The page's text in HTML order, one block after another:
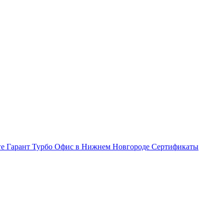
Гарант Турбо Офис в Нижнем Новгороде Сертификаты